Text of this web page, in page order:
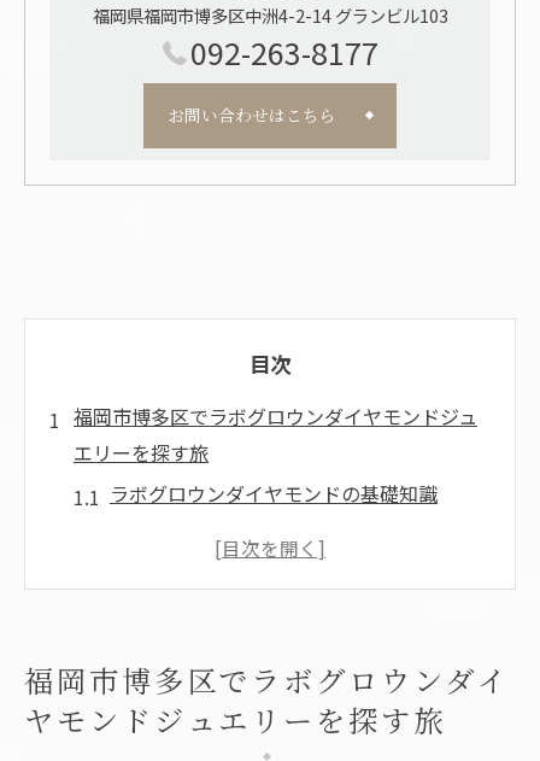
福岡県福岡市博多区中洲4-2-14 グランビル103
092-263-8177
お問い合わせはこちら
目次
福岡市博多区でラボグロウンダイヤモンドジュ
エリーを探す旅
ラボグロウンダイヤモンドの基礎知識
博多区内の注目スポット
博多区での特別な体験
ジュエリーショップの魅力とラボグロウンダイ
福岡市博多区でラボグロウンダイ
ヤモンドジュエリーを探す旅